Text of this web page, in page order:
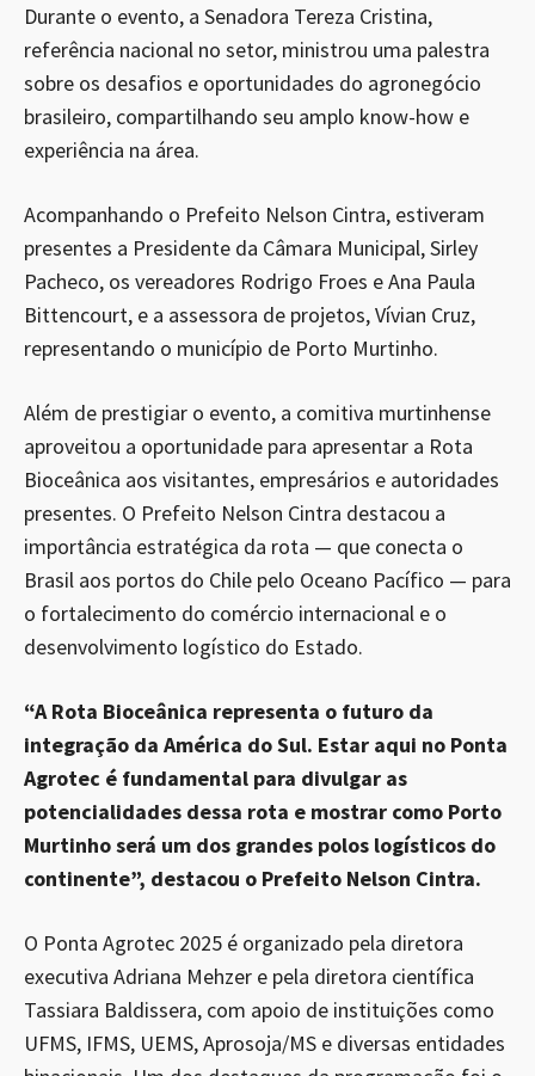
Durante o evento, a Senadora Tereza Cristina,
referência nacional no setor, ministrou uma palestra
sobre os desafios e oportunidades do agronegócio
brasileiro, compartilhando seu amplo know-how e
experiência na área.
Acompanhando o Prefeito Nelson Cintra, estiveram
presentes a Presidente da Câmara Municipal, Sirley
Pacheco, os vereadores Rodrigo Froes e Ana Paula
Bittencourt, e a assessora de projetos, Vívian Cruz,
representando o município de Porto Murtinho.
Além de prestigiar o evento, a comitiva murtinhense
aproveitou a oportunidade para apresentar a Rota
Bioceânica aos visitantes, empresários e autoridades
presentes. O Prefeito Nelson Cintra destacou a
importância estratégica da rota — que conecta o
Brasil aos portos do Chile pelo Oceano Pacífico — para
o fortalecimento do comércio internacional e o
desenvolvimento logístico do Estado.
“A Rota Bioceânica representa o futuro da
integração da América do Sul. Estar aqui no Ponta
Agrotec é fundamental para divulgar as
potencialidades dessa rota e mostrar como Porto
Murtinho será um dos grandes polos logísticos do
continente”, destacou o Prefeito Nelson Cintra.
O Ponta Agrotec 2025 é organizado pela diretora
executiva Adriana Mehzer e pela diretora científica
Tassiara Baldissera, com apoio de instituições como
UFMS, IFMS, UEMS, Aprosoja/MS e diversas entidades